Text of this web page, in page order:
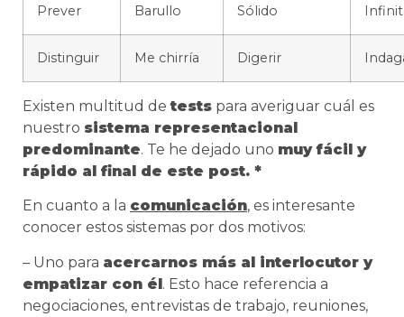
Prever Barullo Sólido
Distinguir Me chirría Digerir
Existen multitud detests para averiguar cuál es
nuestro sistema representacional
predominante. Te he dejado uno muy fácil y
rápido al final de este post. *
En cuanto a la comunicación, es interesante
conocer estos sistemas por dos motivos:
– Uno para acercarnos más al interlocutor y
empatizar con él. Esto hace referencia a
negociaciones, entrevistas de trabajo, reuniones,